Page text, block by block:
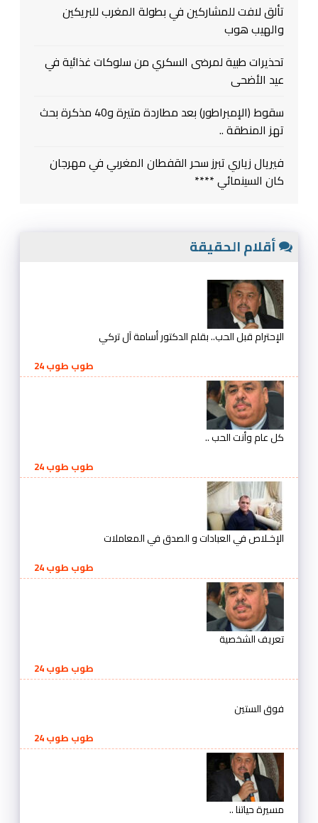
تألق لافت للمشاركين في بطولة المغرب للبريكين
والهيب هوب
تحذيرات طبية لمرضى السكري من سلوكات غذائية في
عيد الأضحى
سقوط (الإمبراطور) بعد مطاردة متيرة و40 مذكرة بحث
تهز المنطقة ..
فيريال زياري تبرز سحر القفطان المغربي في مهرجان
كان السينمائي ****
أقلام الحقيقة
الإحترام قبل الحب.. بقلم الدكتور أسامة آل تركي
طوب طوب 24
كل عام وأنت الحب ..
طوب طوب 24
الإخـلاص في العبادات و الصدق في المعاملات
طوب طوب 24
تعريف الشخصية
طوب طوب 24
فوق الستين
طوب طوب 24
مسيرة حياتنا ..